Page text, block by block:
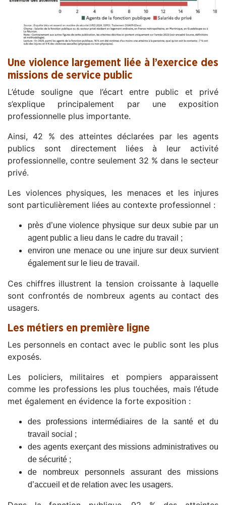
Une violence largement liée à l’exercice des
missions de service public
L’étude souligne que l’écart entre public et privé
s’explique principalement par une exposition
professionnelle plus importante.
Ainsi, 42 % des atteintes déclarées par les agents
publics sont directement liées à leur activité
professionnelle, contre seulement 32 % dans le secteur
privé.
Les violences physiques, les menaces et les injures
sont particulièrement liées au contexte professionnel :
près d’une violence physique sur deux subie par un
agent public a lieu dans le cadre du travail ;
environ une menace ou une injure sur deux survient
également sur le lieu de travail.
Ces chiffres illustrent la tension croissante à laquelle
sont confrontés de nombreux agents au contact des
usagers.
Les métiers en première ligne
Les personnels en contact avec le public sont les plus
exposés.
Les policiers, militaires et pompiers apparaissent
comme les professions les plus touchées, mais l’étude
met également en évidence la forte exposition :
des professions intermédiaires de la santé et du
travail social ;
des agents exerçant des missions administratives ou
de sécurité ;
de nombreux personnels assurant des missions
d’accueil et de relation avec les usagers.